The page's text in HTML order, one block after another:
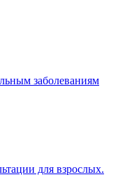
заболеваниям
для взрослых.